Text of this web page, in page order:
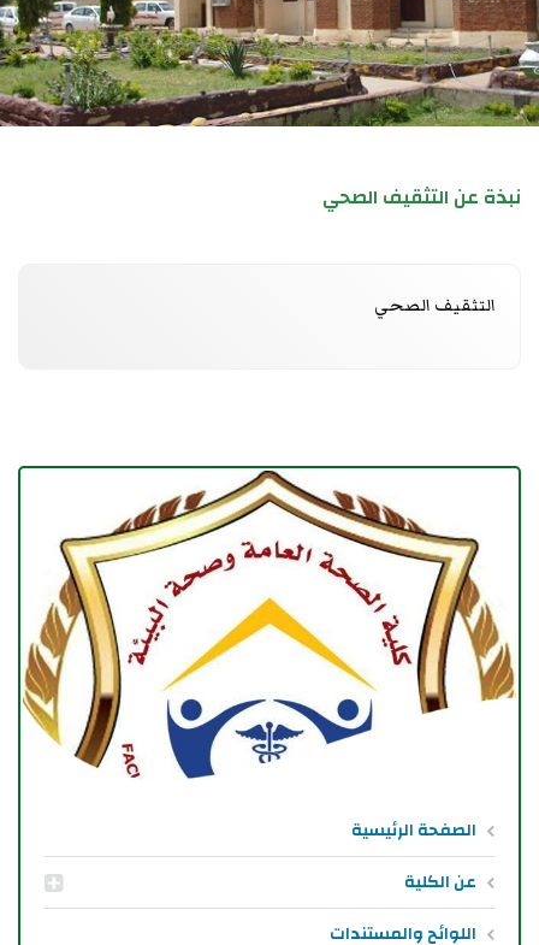
الصفحة الرئيسية
عن الكلية
اللوائح والمستندات
نبذة عن التثقيف الصحي
التثقيف الصحي